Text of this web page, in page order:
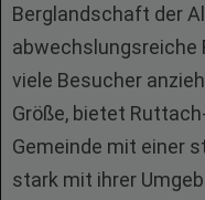
Berglandschaft der
abwechslungsreiche
viele Besucher
Größe, bietet
Gemeinde mit einer
stark mit ihrer